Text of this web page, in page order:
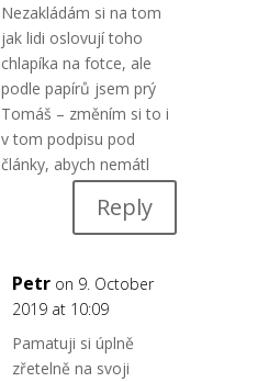
Nezakládám si na tom
jak lidi oslovují toho
chlapíka na fotce, ale
podle papírů jsem prý
Tomáš – změním si to i
v tom podpisu pod
články, abych nemátl
Reply
Petr on 9. October
2019 at 10:09
Pamatuji si úplně
zřetelně na svoji